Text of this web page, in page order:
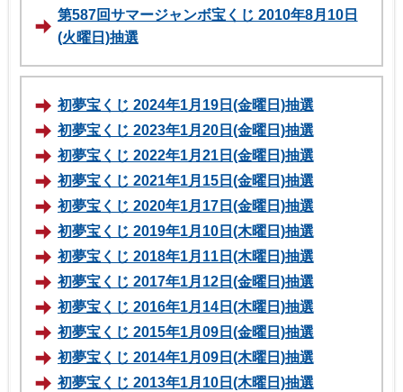
第587回サマージャンボ宝くじ 2010年8月10日
(火曜日)抽選
初夢宝くじ 2024年1月19日(金曜日)抽選
初夢宝くじ 2023年1月20日(金曜日)抽選
初夢宝くじ 2022年1月21日(金曜日)抽選
初夢宝くじ 2021年1月15日(金曜日)抽選
初夢宝くじ 2020年1月17日(金曜日)抽選
初夢宝くじ 2019年1月10日(木曜日)抽選
初夢宝くじ 2018年1月11日(木曜日)抽選
初夢宝くじ 2017年1月12日(金曜日)抽選
初夢宝くじ 2016年1月14日(木曜日)抽選
初夢宝くじ 2015年1月09日(金曜日)抽選
初夢宝くじ 2014年1月09日(木曜日)抽選
初夢宝くじ 2013年1月10日(木曜日)抽選